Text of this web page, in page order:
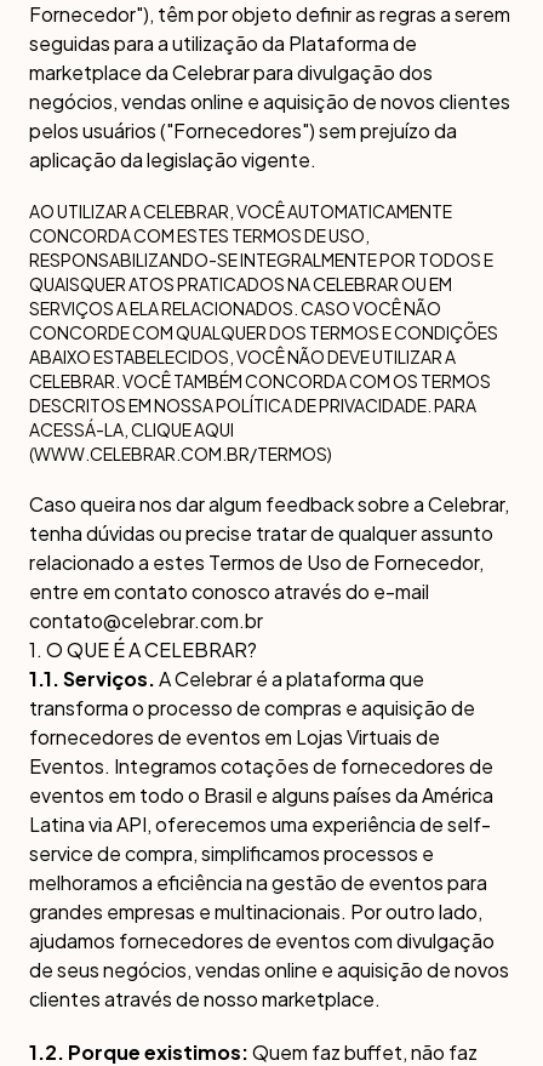
Fornecedor"), têm por objeto definir as regras a serem
seguidas para a utilização da Plataforma de
marketplace da Celebrar para divulgação dos
negócios, vendas online e aquisição de novos clientes
pelos usuários ("Fornecedores") sem prejuízo da
aplicação da legislação vigente.
AO UTILIZAR A CELEBRAR, VOCÊ AUTOMATICAMENTE
CONCORDA COM ESTES TERMOS DE USO,
RESPONSABILIZANDO-SE INTEGRALMENTE POR TODOS E
QUAISQUER ATOS PRATICADOS NA CELEBRAR OU EM
SERVIÇOS A ELA RELACIONADOS. CASO VOCÊ NÃO
CONCORDE COM QUALQUER DOS TERMOS E CONDIÇÕES
ABAIXO ESTABELECIDOS, VOCÊ NÃO DEVE UTILIZAR A
CELEBRAR. VOCÊ TAMBÉM CONCORDA COM OS TERMOS
DESCRITOS EM NOSSA POLÍTICA DE PRIVACIDADE. PARA
ACESSÁ-LA, CLIQUE AQUI
(WWW.CELEBRAR.COM.BR/TERMOS)
Caso queira nos dar algum feedback sobre a Celebrar,
tenha dúvidas ou precise tratar de qualquer assunto
relacionado a estes Termos de Uso de Fornecedor,
entre em contato conosco através do e-mail
contato@celebrar.com.br
1. O QUE É A CELEBRAR?
1.1. Serviços.A Celebrar é a plataforma que
transforma o processo de compras e aquisição de
fornecedores de eventos em Lojas Virtuais de
Eventos. Integramos cotações de fornecedores de
eventos em todo o Brasil e alguns países da América
Latina via API, oferecemos uma experiência de self-
service de compra, simplificamos processos e
melhoramos a eficiência na gestão de eventos para
grandes empresas e multinacionais. Por outro lado,
ajudamos fornecedores de eventos com divulgação
de seus negócios, vendas online e aquisição de novos
clientes através de nosso marketplace.
1.2. Porque existimos:Quem faz buffet, não faz